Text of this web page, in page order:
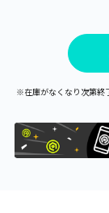
※在庫がなくなり次第終